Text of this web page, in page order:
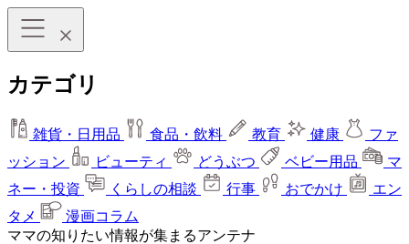
カテゴリ
雑貨・日用品 食品・飲料 教育 健康
ファ
ッション
ビューティ どうぶつ ベビー用品
マ
ネー・投資
くらしの相談 行事 おでかけ
エン
タメ
漫画コラム
ママの知りたい情報が集まるアンテナ